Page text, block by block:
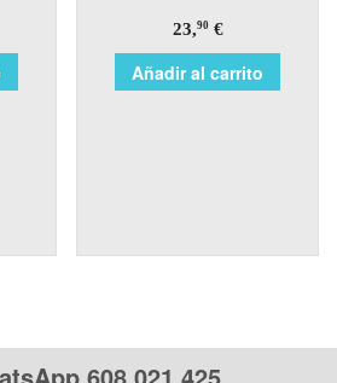
23,90€
Añadir al carrito